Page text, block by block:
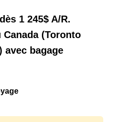
1 245$ A/R.
(Toronto
avec bagage